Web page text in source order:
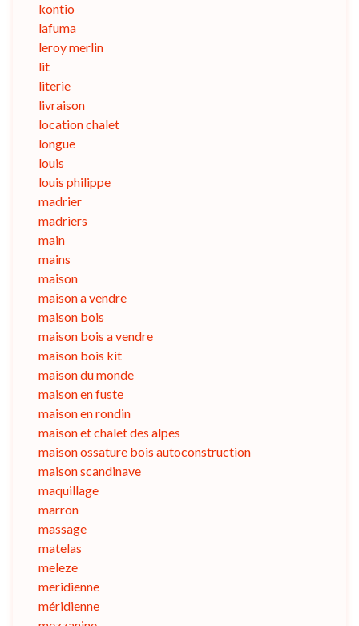
kontio
lafuma
leroy merlin
lit
literie
livraison
location chalet
longue
louis
louis philippe
madrier
madriers
main
mains
maison
maison a vendre
maison bois
maison bois a vendre
maison bois kit
maison du monde
maison en fuste
maison en rondin
maison et chalet des alpes
maison ossature bois autoconstruction
maison scandinave
maquillage
marron
massage
matelas
meleze
meridienne
méridienne